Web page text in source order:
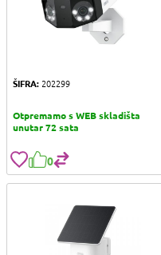
ŠIFRA: 202299
Otpremamo s WEB skladišta
unutar 72 sata
0